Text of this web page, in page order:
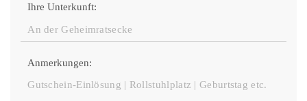
Ihre Unterkunft:
Anmerkungen: